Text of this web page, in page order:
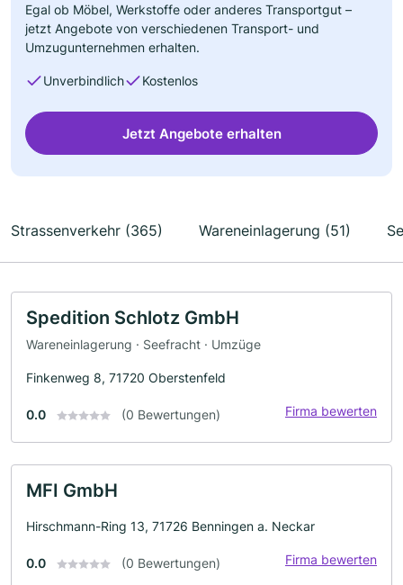
Egal ob Möbel, Werkstoffe oder anderes Transportgut –
jetzt Angebote von verschiedenen Transport- und
Umzugunternehmen erhalten.
Unverbindlich Kostenlos
Jetzt Angebote erhalten
Strassenverkehr (365) Wareneinlagerung (51)
Spedition Schlotz GmbH
Wareneinlagerung · Seefracht · Umzüge
Finkenweg 8, 71720 Oberstenfeld
0.0 (0 Bewertungen) Firma bewerten
MFI GmbH
Hirschmann-Ring 13, 71726 Benningen a. Neckar
0.0 (0 Bewertungen) Firma bewerten